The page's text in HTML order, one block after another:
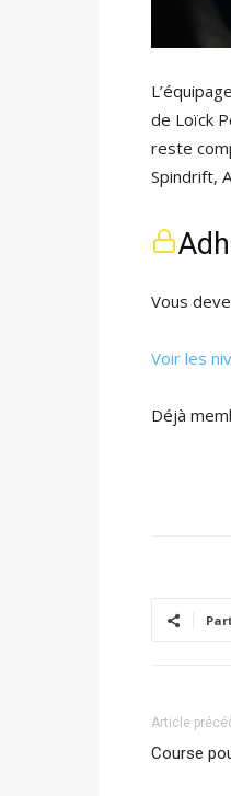
de Loïck
reste
Spindrift,
Vous
Voir les
Déjà
Article
Course